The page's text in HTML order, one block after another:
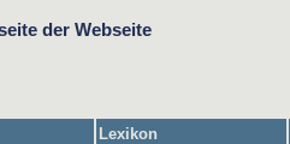
Lexikon